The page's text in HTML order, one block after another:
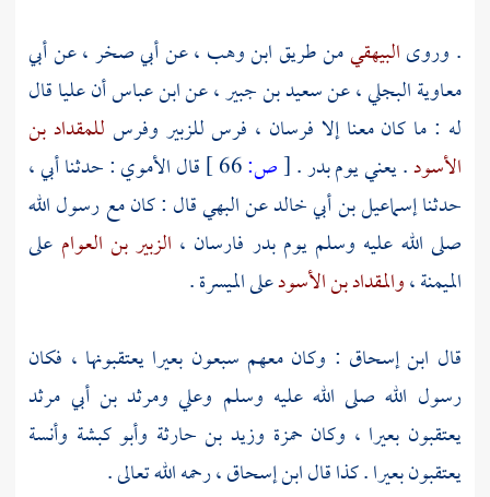
. وروىالبيهقيمن طريقابن وهب ، عنأبي صخر، عنأبي
معاوية البجلي، عنسعيد بن جبير، عنابن عباسأنعلياقال
له : ما كان معنا إلا فرسان ، فرسللزبير وفرس للمقداد بن
الأسود. يعني يومبدر.
[ص: قالالأموي: حدثنا أبي ،
حدثناإسماعيل بن أبي خالدعنالبهيقال : كان مع رسول الله
صلى الله عليه وسلم يومبدر فارسان ، الزبير بن العوام على
الميمنة ،والمقداد بن الأسودعلى الميسرة .
قال ابن إسحاق : وكان معهم سبعون بعيرا يعتقبونها ، فكان
رسول الله صلى الله عليه وسلم وعلي ومرثد بن أبي مرثد
يعتقبون بعيرا ، وكان حمزة وزيد بن حارثة وأبو كبشة وأنسة
يعتقبون بعيرا . كذا قالابن إسحاق، رحمه الله تعالى .